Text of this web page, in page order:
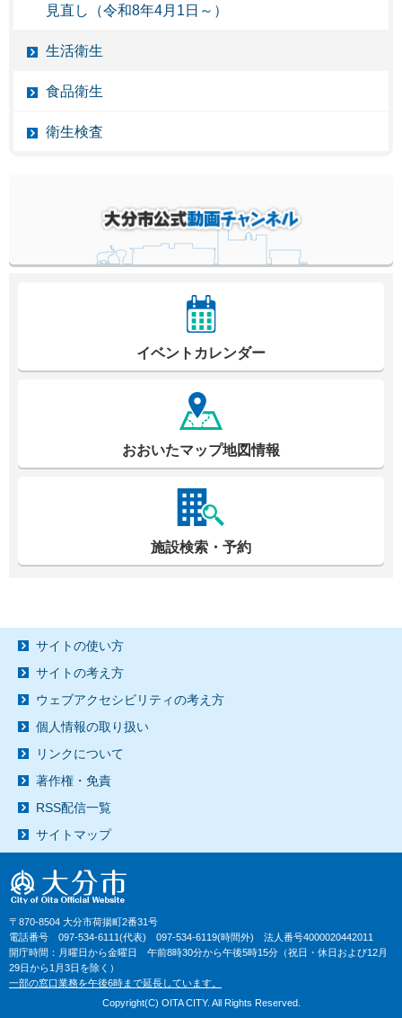
見直し（令和8年4月1日～）
生活衛生
食品衛生
衛生検査
イベントカレンダー
おおいたマップ地図情報
施設検索・予約
サイトの使い方
サイトの考え方
ウェブアクセシビリティの考え方
個人情報の取り扱い
リンクについて
著作権・免責
RSS配信一覧
サイトマップ
〒870-8504 大分市荷揚町2番31号
電話番号 097-534-6111(代表) 097-534-6119(時間外) 法人番号4000020442011
開庁時間：月曜日から金曜日 午前8時30分から午後5時15分（祝日・休日および12月
29日から1月3日を除く）
一部の窓口業務を午後6時まで延長しています。
Copyright(C) OITA CITY. All Rights Reserved.